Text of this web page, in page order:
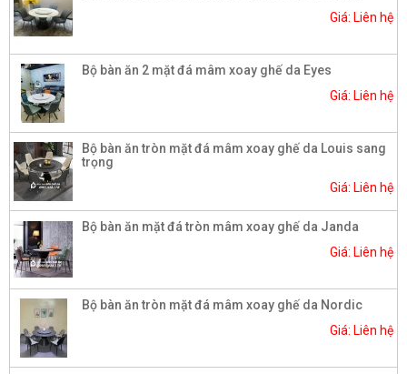
Giá: Liên hệ
Bộ bàn ăn 2 mặt đá mâm xoay ghế da Eyes
Giá: Liên hệ
Bộ bàn ăn tròn mặt đá mâm xoay ghế da Louis sang
trọng
Giá: Liên hệ
Bộ bàn ăn mặt đá tròn mâm xoay ghế da Janda
Giá: Liên hệ
Bộ bàn ăn tròn mặt đá mâm xoay ghế da Nordic
Giá: Liên hệ